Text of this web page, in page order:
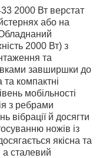
2000 Вт верстат
або на
2000 Вт) з
та
завширшки до
компактні
мобільності
з ребрами
вібрації й досягти
ножів із
якісна та
а сталевий